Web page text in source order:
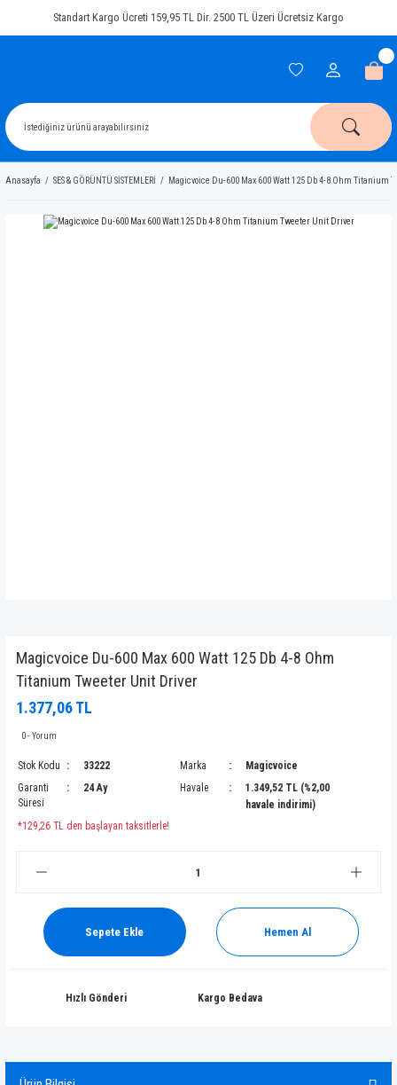
Standart Kargo Ücreti 159,95 TL Dir. 2500 TL Üzeri Ücretsiz Kargo
Anasayfa SES & GÖRÜNTÜ SİSTEMLERİ Magicvoice Du-600 Max 600 Watt 125 Db 4-8 Ohm Titanium
Magicvoice Du-600 Max 600 Watt 125 Db 4-8 Ohm
Titanium Tweeter Unit Driver
1.377,06 TL
0 - Yorum
Stok Kodu 33222 Marka
Magicvoice
Garanti
Süresi
24 Ay Havale
1.349,52 TL (%2,00
havale indirimi)
*129,26 TL den başlayan taksitlerle!
Sepete Ekle Hemen Al
Hızlı Gönderi Kargo Bedava